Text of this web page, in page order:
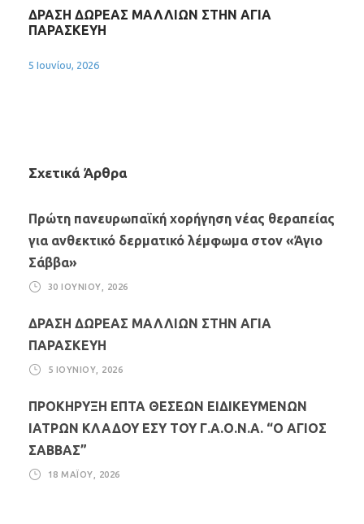
ΔΡΑΣΗ ΔΩΡΕΑΣ ΜΑΛΛΙΩΝ ΣΤΗΝ ΑΓΙΑ
ΠΑΡΑΣΚΕΥΗ
5 Ιουνίου, 2026
Σχετικά Άρθρα
Πρώτη πανευρωπαϊκή χορήγηση νέας θεραπείας
για ανθεκτικό δερματικό λέμφωμα στον «Άγιο
Σάββα»
30 ΙΟΥΝΊΟΥ, 2026
ΔΡΑΣΗ ΔΩΡΕΑΣ ΜΑΛΛΙΩΝ ΣΤΗΝ ΑΓΙΑ
ΠΑΡΑΣΚΕΥΗ
5 ΙΟΥΝΊΟΥ, 2026
ΠΡΟΚΗΡΥΞΗ ΕΠΤΑ ΘΕΣΕΩΝ ΕΙΔΙΚΕΥΜΕΝΩΝ
ΙΑΤΡΩΝ ΚΛΑΔΟΥ ΕΣΥ ΤΟΥ Γ.Α.Ο.Ν.Α. “Ο ΑΓΙΟΣ
ΣΑΒΒΑΣ”
18 ΜΑΪ́ΟΥ, 2026